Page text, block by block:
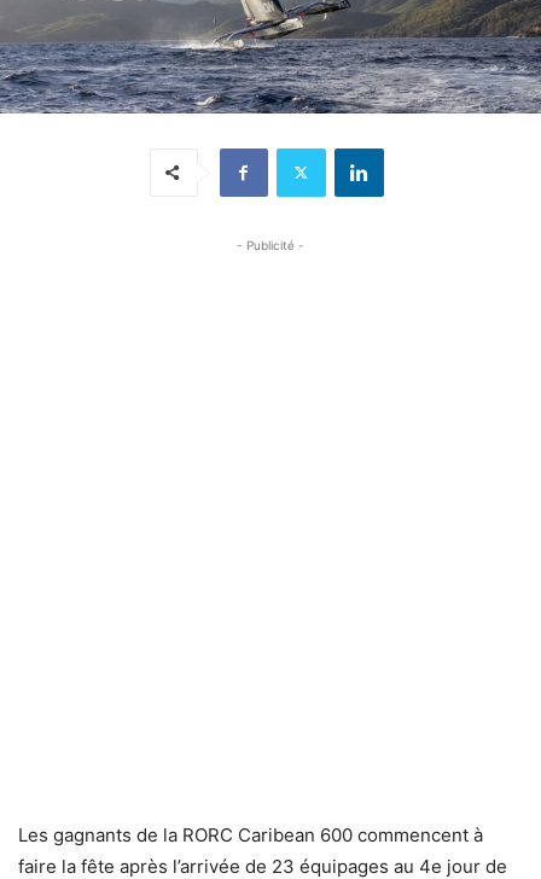
- Publicité -
Les gagnants de la RORC Caribean 600 commencent à
faire la fête après l’arrivée de 23 équipages au 4e jour de